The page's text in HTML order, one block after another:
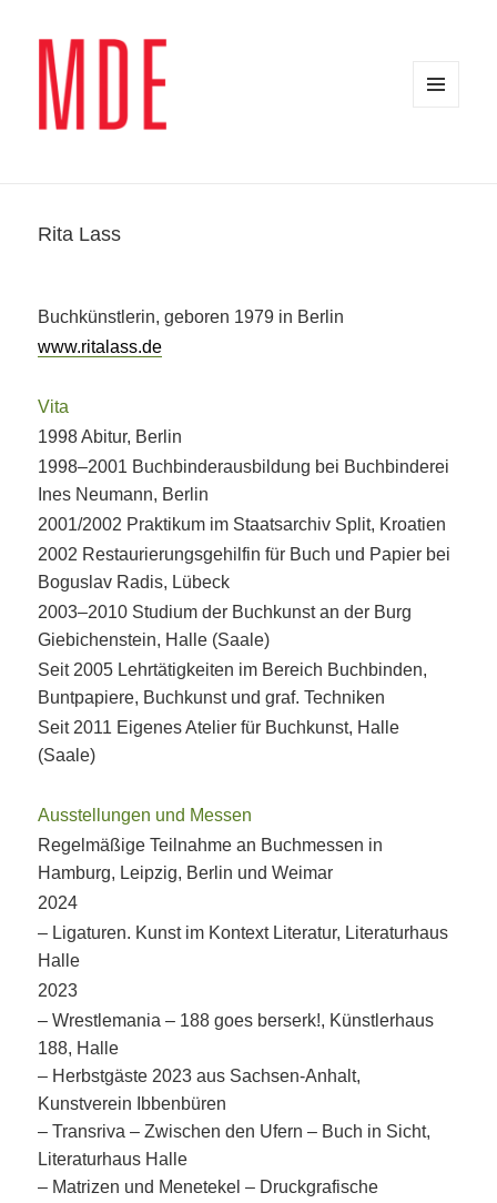
Rita Lass
Buchkünstlerin, geboren 1979 in Berlin
www.ritalass.de
Vita
1998 Abitur, Berlin
1998–2001 Buchbinderausbildung bei Buchbinderei
Ines Neumann, Berlin
2001/2002 Praktikum im Staatsarchiv Split, Kroatien
2002 Restaurierungsgehilfin für Buch und Papier bei
Boguslav Radis, Lübeck
2003–2010 Studium der Buchkunst an der Burg
Giebichenstein, Halle (Saale)
Seit 2005 Lehrtätigkeiten im Bereich Buchbinden,
Buntpapiere, Buchkunst und graf. Techniken
Seit 2011 Eigenes Atelier für Buchkunst, Halle
(Saale)
Ausstellungen und Messen
Regelmäßige Teilnahme an Buchmessen in
Hamburg, Leipzig, Berlin und Weimar
2024
– Ligaturen. Kunst im Kontext Literatur, Literaturhaus
Halle
2023
– Wrestlemania – 188 goes berserk!, Künstlerhaus
188, Halle
– Herbstgäste 2023 aus Sachsen-Anhalt,
Kunstverein Ibbenbüren
– Transriva – Zwischen den Ufern – Buch in Sicht,
Literaturhaus Halle
– Matrizen und Menetekel – Druckgrafische